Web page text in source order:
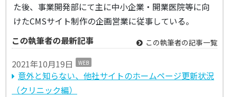
た後、事業開発部にて主に中小企業・開業医院等に向
けたCMSサイト制作の企画営業に従事している。
この執筆者の最新記事
この執筆者の記事一覧
2021年10月19日 WEB
意外と知らない、他社サイトのホームページ更新状況
（クリニック編）